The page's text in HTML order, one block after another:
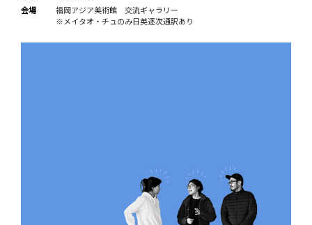
会場
福岡アジア美術館 交流ギャラリー
※メイタオ・チュのみ日英逐次通訳あり